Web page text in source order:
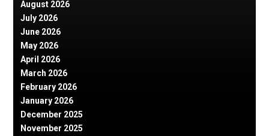
August 2026
July 2026
June 2026
May 2026
April 2026
March 2026
February 2026
January 2026
December 2025
November 2025